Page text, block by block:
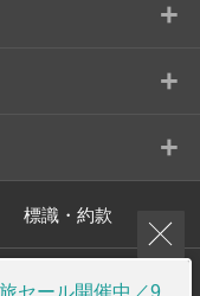
+
+
+
標識・約款
イバシーポリシー
セール開催中／9